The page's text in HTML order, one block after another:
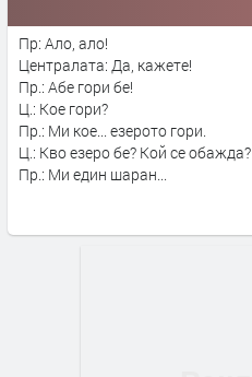
Пр: Ало, ало!
Централата: Да, кажете!
Пр.: Абе гори бе!
Ц.: Кое гори?
Пр.: Ми кое... езерото гори.
Ц.: Кво езеро бе? Кой се обажда?
Пр.: Ми един шаран...